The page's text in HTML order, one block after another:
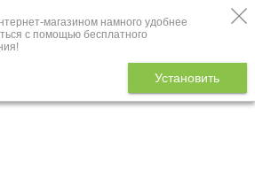
магазином намного удобнее
с помощью бесплатного
Установить